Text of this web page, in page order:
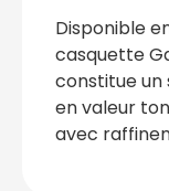
Disponible
casquette
constitue
en valeur
avec